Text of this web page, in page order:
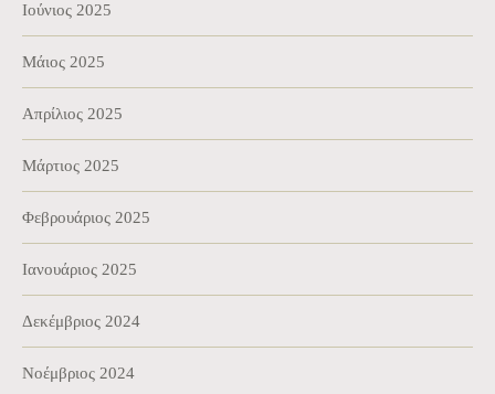
Ιούνιος 2025
Μάιος 2025
Απρίλιος 2025
Μάρτιος 2025
Φεβρουάριος 2025
Ιανουάριος 2025
Δεκέμβριος 2024
Νοέμβριος 2024